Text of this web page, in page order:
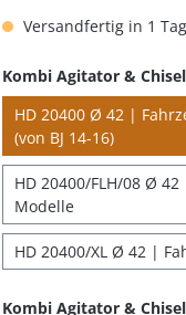
Versandfertig in 1
Kombi Agitator &
HD 20400 Ø 42 |
(von BJ 14-16)
HD 20400/FLH/08 Ø 42
Modelle
HD 20400/XL Ø 42 |
Kombi Agitator &